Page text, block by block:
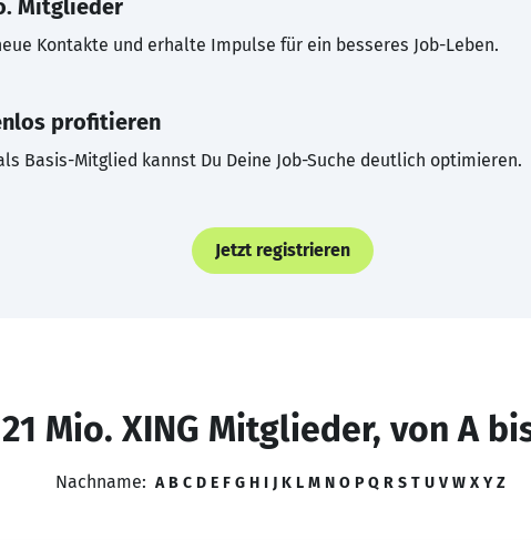
Mitglieder
Kontakte und erhalte Impulse für ein besseres Job-Leben.
profitieren
Basis-Mitglied kannst Du Deine Job-Suche deutlich optimieren.
Jetzt registrieren
21 Mio. XING Mitglieder, von A
Nachname: A B C D E F G H I J K L M N O P Q R S T U V W X Y Z